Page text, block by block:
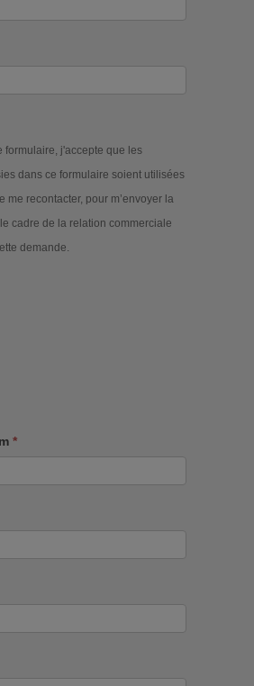
formulaire, j'accepte que les
dans ce formulaire soient utilisées
me recontacter, pour m’envoyer la
cadre de la relation commerciale
demande.
*